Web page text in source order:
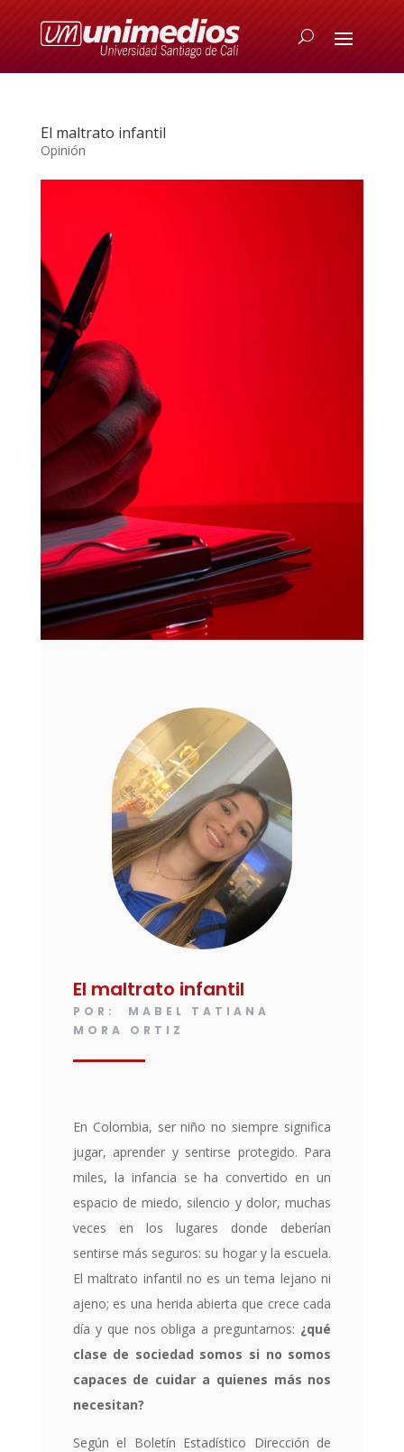
El maltrato infantil
Opinión
El maltrato infantil
POR: MABEL TATIANA
MORA ORTIZ
En Colombia, ser niño no siempre significa
jugar, aprender y sentirse protegido. Para
miles, la infancia se ha convertido en un
espacio de miedo, silencio y dolor, muchas
veces en los lugares donde deberían
sentirse más seguros: su hogar y la escuela.
El maltrato infantil no es un tema lejano ni
ajeno; es una herida abierta que crece cada
día y que nos obliga a preguntarnos: ¿qué
clase de sociedad somos si no somos
capaces de cuidar a quienes más nos
necesitan?
Según el Boletín Estadístico Dirección de